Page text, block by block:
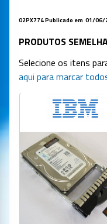
02PX774Publicado em 01/06/
PRODUTOS
Selecione os itens
aqui para marcar